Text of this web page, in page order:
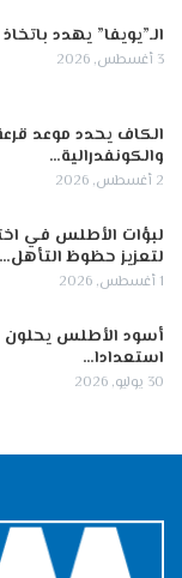
الـ”يويفا” يهدد
3 أغسطس, 2026
الكاف يحدد موعد
والكونفدرالية…
2 أغسطس, 2026
لبؤات الأطلس في
لتعزيز حظوظ التأهل…
1 أغسطس, 2026
أسود الأطلس يحلون
استعدادا…
30 يوليو, 2026